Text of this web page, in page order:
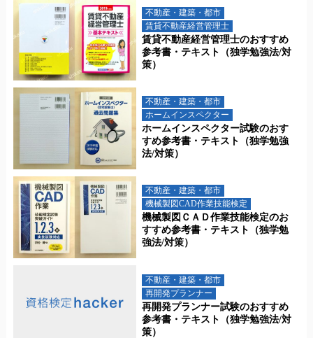
不動産・建築・都市
賃貸不動産経営管理士
賃貸不動産経営管理士のおすすめ
参考書・テキスト（独学勉強法/対
策）
不動産・建築・都市
ホームインスペクター
ホームインスペクター試験のおす
すめ参考書・テキスト（独学勉強
法/対策）
不動産・建築・都市
機械製図CAD作業技能検定
機械製図ＣＡＤ作業技能検定のお
すすめ参考書・テキスト（独学勉
強法/対策）
不動産・建築・都市
再開発プランナー
再開発プランナー試験のおすすめ
参考書・テキスト（独学勉強法/対
策）